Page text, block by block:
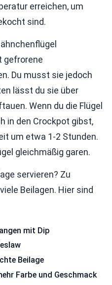
erreichen, um
sind.
gefrorene
Du musst sie jedoch
lässt du sie über
Wenn du die Flügel
in den Crockpot gibst,
um etwa 1-2 Stunden.
gleichmäßig garen.
servieren? Zu
Beilagen. Hier sind
mit Dip
Beilage
Farbe und Geschmack